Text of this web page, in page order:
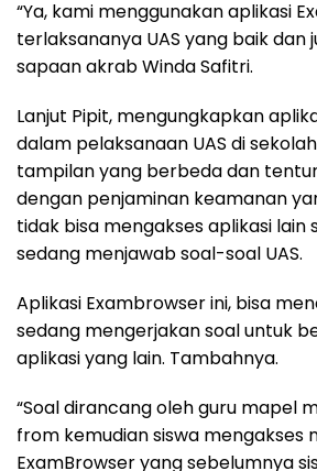
“Ya, kami menggunakan aplikasi
terlaksananya UAS yang baik dan
sapaan akrab Winda Safitri.
Lanjut Pipit, mengungkapkan
dalam pelaksanaan UAS di
tampilan yang berbeda dan
dengan penjaminan keamanan
tidak bisa mengakses aplikasi lain
sedang menjawab soal-soal UAS.
Aplikasi Exambrowser ini, bisa
sedang mengerjakan soal untuk
aplikasi yang lain. Tambahnya.
“Soal dirancang oleh guru mapel
from kemudian siswa mengakses
ExamBrowser yang sebelumnya